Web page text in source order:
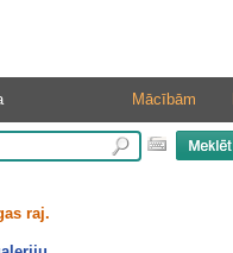
Mācībām
raj.